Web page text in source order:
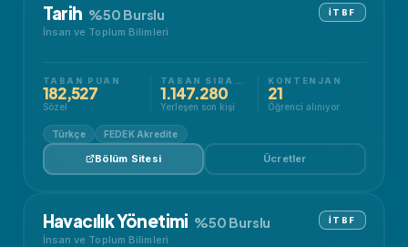
Tarih %50 Burslu
İnsan ve Toplum Bilimleri
İTBF
TABAN PUAN
182,527
Sözel
1.147.280
Yerleşen son kişi
KONTENJAN
21
Öğrenci alınıyor
Türkçe FEDEK Akredite
Bölüm Sitesi Ücretler
Havacılık Yönetimi %50 Burslu
İnsan ve Toplum Bilimleri
İTBF